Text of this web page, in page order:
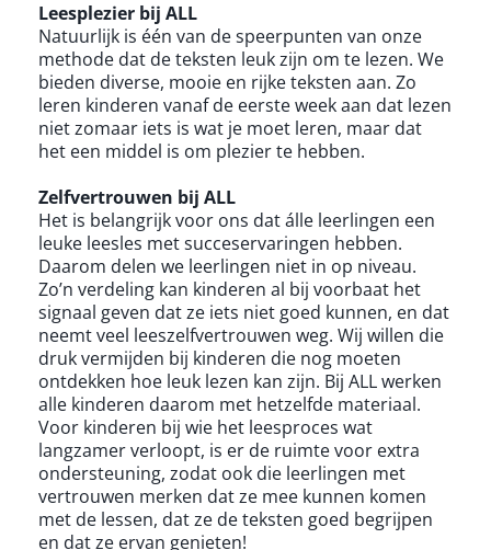
Leesplezier bij ALL
Natuurlijk is één van de speerpunten van onze
methode dat de teksten leuk zijn om te lezen. We
bieden diverse, mooie en rijke teksten aan. Zo
leren kinderen vanaf de eerste week aan dat lezen
niet zomaar iets is wat je moet leren, maar dat
het een middel is om plezier te hebben.
Zelfvertrouwen bij ALL
Het is belangrijk voor ons dat álle leerlingen een
leuke leesles met succeservaringen hebben.
Daarom delen we leerlingen niet in op niveau.
Zo’n verdeling kan kinderen al bij voorbaat het
signaal geven dat ze iets niet goed kunnen, en dat
neemt veel leeszelfvertrouwen weg. Wij willen die
druk vermijden bij kinderen die nog moeten
ontdekken hoe leuk lezen kan zijn. Bij ALL werken
alle kinderen daarom met hetzelfde materiaal.
Voor kinderen bij wie het leesproces wat
langzamer verloopt, is er de ruimte voor extra
ondersteuning, zodat ook die leerlingen met
vertrouwen merken dat ze mee kunnen komen
met de lessen, dat ze de teksten goed begrijpen
en dat ze ervan genieten!